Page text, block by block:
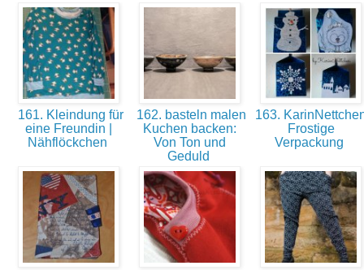
161. Kleindung für
eine Freundin |
Nähflöckchen
162. basteln malen
Kuchen backen:
Von Ton und
Geduld
163.
Frostige
Verpackung